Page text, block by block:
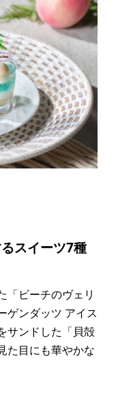
スイーツ7種
「ビーチのヴェリ
ゲンダッツ アイス
サンドした「貝殻
た目にも華やかな